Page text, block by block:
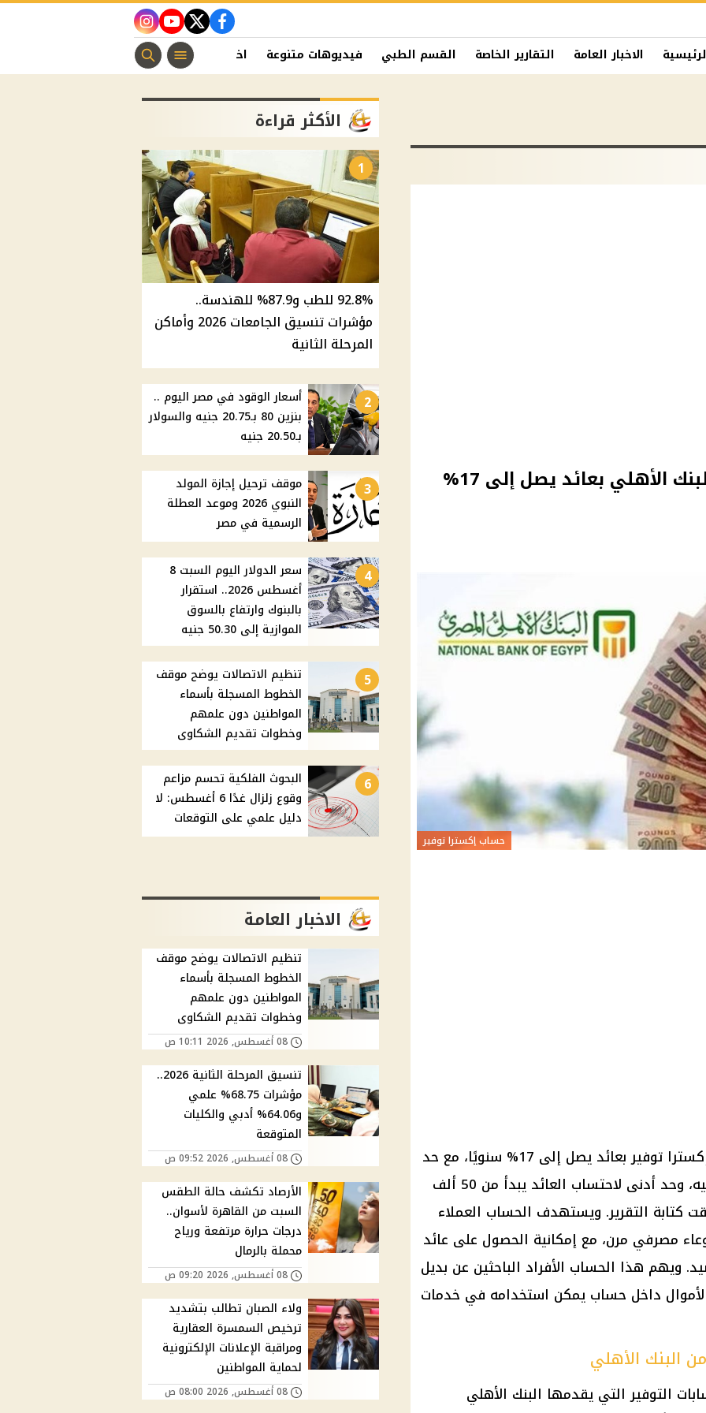
facebook
twitter
youtube
instagram
الاخبار العامة التقارير الخاصة القسم الطبي فيديوهات متنوعة اخبار الفن منوعات مسيحية
حساب إكسترا توفير من البنك الأهلي بعائد يصل إلى 17%
حساب إكسترا توفير
حساب إكسترا توفير بعائد يصل إلى 17% سنويًا، مع حد
أدنى لفتح الحساب يبلغ 20 ألف جنيه، وحد أدنى لاحتساب العائد يبدأ من 50 ألف
كتابة التقرير. ويستهدف الحساب العملاء
مصرفي مرن، مع إمكانية الحصول على عائد
هذا الحساب الأفراد الباحثين عن بديل
الأموال داخل حساب يمكن استخدامه في خدمات
البنك الأهلي
التوفيرالتي يقدمها البنك الأهلي
الأكثر قراءة
1
92.8% للطب و87.9% للهندسة..
مؤشرات تنسيق الجامعات 2026 وأماكن
المرحلة الثانية
2
أسعار الوقود في مصر اليوم ..
بنزين 80 بـ20.75 جنيه والسولار
بـ20.50 جنيه
3
موقف ترحيل إجازة المولد
النبوي 2026 وموعد العطلة
الرسمية في مصر
4
سعر الدولار اليوم السبت 8
أغسطس 2026.. استقرار
بالبنوك وارتفاع بالسوق
الموازية إلى 50.30 جنيه
5
تنظيم الاتصالات يوضح موقف
الخطوط المسجلة بأسماء
المواطنين دون علمهم
وخطوات تقديم الشكاوى
6
البحوث الفلكية تحسم مزاعم
وقوع زلزال غدًا 6 أغسطس: لا
دليل علمي على التوقعات
الاخبار العامة
تنظيم الاتصالات يوضح موقف
الخطوط المسجلة بأسماء
المواطنين دون علمهم
وخطوات تقديم الشكاوى
08 أغسطس, 2026 10:11 ص
تنسيق المرحلة الثانية 2026..
مؤشرات 68.75% علمي
و64.06% أدبي والكليات
المتوقعة
08 أغسطس, 2026 09:52 ص
الأرصاد تكشف حالة الطقس
السبت من القاهرة لأسوان..
درجات حرارة مرتفعة ورياح
محملة بالرمال
08 أغسطس, 2026 09:20 ص
ولاء الصبان تطالب بتشديد
ترخيص السمسرة العقارية
ومراقبة الإعلانات الإلكترونية
لحماية المواطنين
08 أغسطس, 2026 08:00 ص